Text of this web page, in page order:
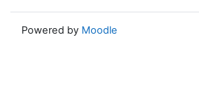
Powered by Moodle